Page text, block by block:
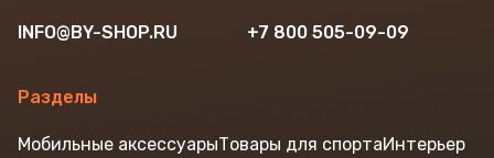
INFO@BY-SHOP.RU +7 800 505-09-09
Разделы
Мобильные аксессуарыТовары для спортаИнтерьер